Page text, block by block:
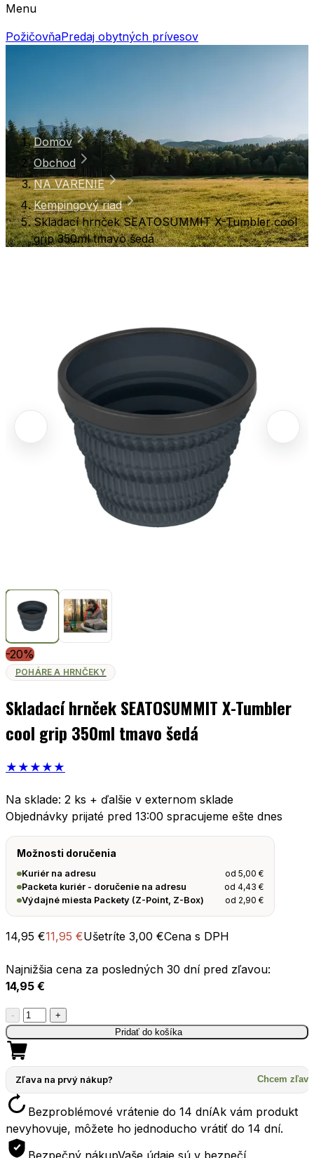
Menu
PožičovňaPredaj obytných prívesov
Domov
Obchod
NA VARENIE
Kempingový riad
Skladací hrnček SEATOSUMMIT X-Tumbler cool
grip 350ml tmavo šedá
-20%
POHÁRE A HRNČEKY
Skladací hrnček SEATOSUMMIT X-Tumbler
cool grip 350ml tmavo šedá
★ ★ ★ ★ ★
Na sklade: 2 ks + ďalšie v externom sklade
Objednávky prijaté pred 13:00 spracujeme ešte dnes
Možnosti doručenia
Kuriér na adresu od5,00€
Packeta kuriér - doručenie na adresu
od4,43€
Výdajné miesta Packety (Z-Point, Z-Box)
od 2,90€
14,95 €11,95 €Ušetríte 3,00 €Cena s DPH
Najnižšia cena za posledných 30 dní pred zľavou:
14,95 €
-
množstvo
Skladací
hrnček
SEATOSUMMIT
X-
Tumbler
cool
grip
350ml
+
Pridať do košíka
Zľava na prvý nákup? Chcem zľavu
Bezproblémové vrátenie do 14 dníAk vám produkt
nevyhovuje, môžete ho jednoducho vrátiť do 14 dní.
Bezpečný nákupVaše údaje sú v bezpečí.